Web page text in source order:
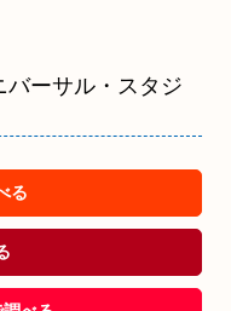
バーサル・スタジ
る